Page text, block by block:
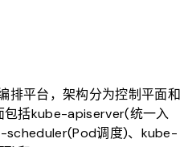
排平台，架构分为控制平面和
包括kube-apiserver(统一入
scheduler(Pod调度)、kube-